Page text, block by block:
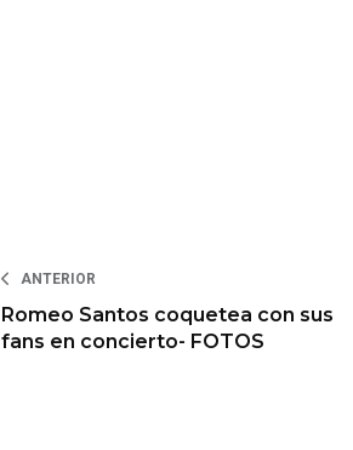
ANTERIOR
Romeo Santos coquetea con sus
fans en concierto- FOTOS